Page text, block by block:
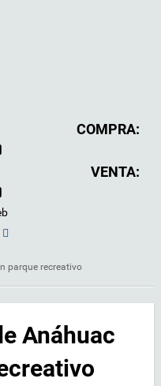
COMPRA:
VENTA:
parque recreativo
Anáhuac